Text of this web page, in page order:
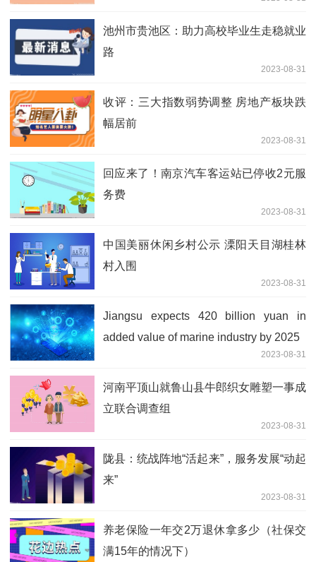
池州市贵池区：助力高校毕业生走稳就业
路
2023-08-31
收评：三大指数弱势调整 房地产板块跌
幅居前
2023-08-31
回应来了！南京汽车客运站已停收2元服
务费
2023-08-31
中国美丽休闲乡村公示 溧阳天目湖桂林
村入围
2023-08-31
Jiangsu expects 420 billion yuan in
added value of marine industry by 2025
2023-08-31
河南平顶山就鲁山县牛郎织女雕塑一事成
立联合调查组
2023-08-31
陇县：统战阵地“活起来”，服务发展“动起
来”
2023-08-31
养老保险一年交2万退休拿多少（社保交
满15年的情况下）